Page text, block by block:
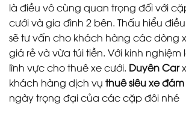
là điều vô cùng quan trọng đối với
cưới và gia đình 2 bên. Thấu hiểu
sẽ tư vấn cho khách hàng các dòng
giá rẻ và vừa túi tiền. Với kinh nghiệm
lĩnh vực cho thuê xe cưới. Duyên Car
khách hàng dịch vụ thuê siêu xe
ngày trọng đại của các cặp đôi nhé